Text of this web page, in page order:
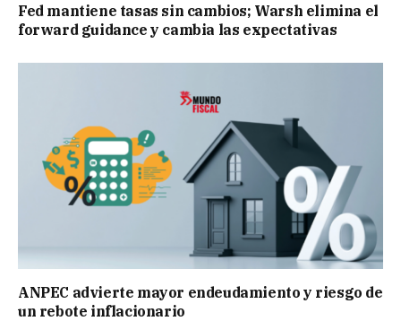
Fed mantiene tasas sin cambios; Warsh elimina el
forward guidance y cambia las expectativas
ANPEC advierte mayor endeudamiento y riesgo de
un rebote inflacionario